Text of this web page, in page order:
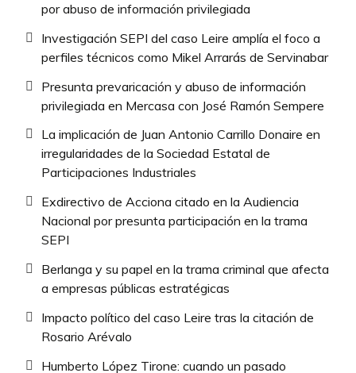
por abuso de información privilegiada
Investigación SEPI del caso Leire amplía el foco a
perfiles técnicos como Mikel Arrarás de Servinabar
Presunta prevaricación y abuso de información
privilegiada en Mercasa con José Ramón Sempere
La implicación de Juan Antonio Carrillo Donaire en
irregularidades de la Sociedad Estatal de
Participaciones Industriales
Exdirectivo de Acciona citado en la Audiencia
Nacional por presunta participación en la trama
SEPI
Berlanga y su papel en la trama criminal que afecta
a empresas públicas estratégicas
Impacto político del caso Leire tras la citación de
Rosario Arévalo
Humberto López Tirone: cuando un pasado